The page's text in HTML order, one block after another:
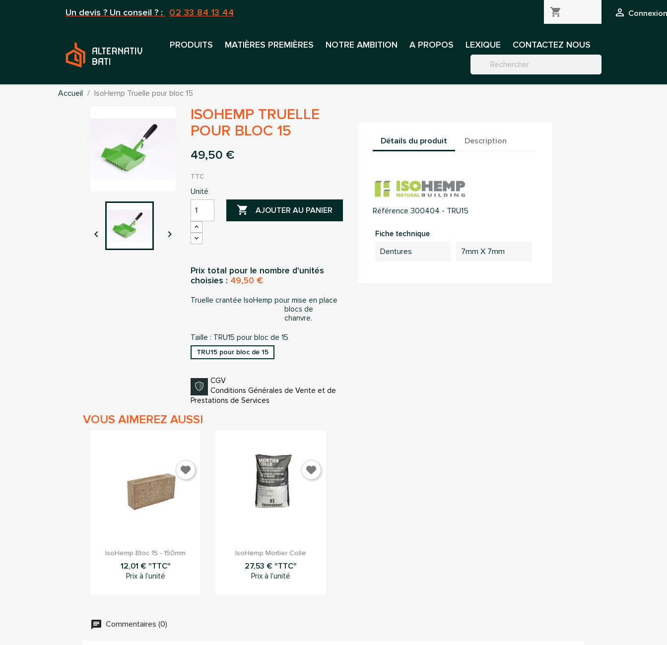
Un devis ? Un conseil ? : 02 33 84 13 44 
shopping_cart
PRODUITS MATIÈRES PREMIÈRES NOTRE AMBITION A PROPOS LEXIQUE CONTACTEZ NOUS
Accueil IsoHemp Truelle pour bloc 15
 
ISOHEMP TRUELLE
POUR BLOC 15
49,50 €
TTC
Unité
 AJOUTER AU PANIER
Prix total pour le nombre d'unités
choisies : 49,50 €
Truelle crantée IsoHemp pour mise en place
blocs de
chanvre.
Taille : TRU15 pour bloc de 15
TRU15 pour bloc de 15
CGV
Conditions Générales de Vente et de
Prestations de Services
Détails du produit Description
Référence 300404 - TRU15
Fiche technique
Dentures 7mm X 7mm
VOUS AIMEREZ AUSSI
Aperçu rapide
IsoHemp Bloc 15 - 150mm
12,01 € "TTC"
Prix à l'unité
Aperçu rapide
IsoHemp Mortier Colle
27,53 € "TTC"
Prix à l'unité
Commentaires (0)